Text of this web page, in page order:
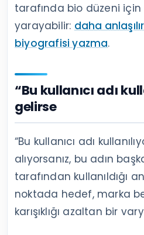
tarafında bio düzeni için
yarayabilir: daha
biyografisi yazma.
“Bu kullanıcı adı
gelirse
“Bu kullanıcı adı
alıyorsanız, bu adın
tarafından kullanıldığı
noktada hedef, marka
karışıklığı azaltan bir